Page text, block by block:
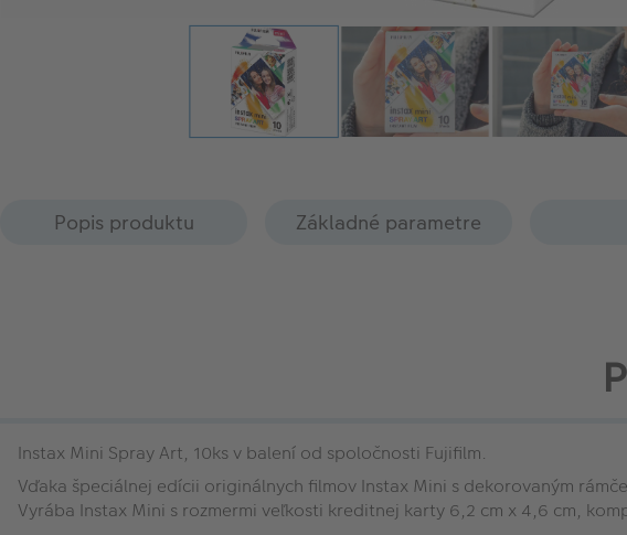
Popis produktu Základné parametre
Instax Mini Spray Art, 10ks v balení od spoločnosti Fujifilm.
Vďaka špeciálnej edícii originálnych filmov Instax Mini s dekorovaným
Vyrába Instax Mini s rozmermi veľkosti kreditnej karty 6,2 cm x 4,6 cm,